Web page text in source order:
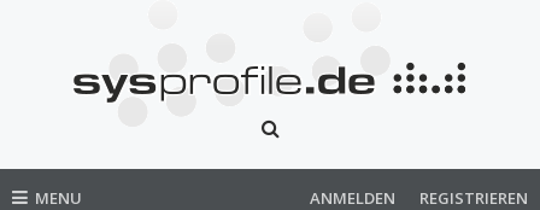
MENU ANMELDEN REGISTRIEREN